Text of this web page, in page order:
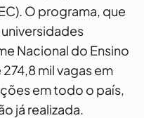
O programa, que
Nacional do Ensino
mil vagas em
em todo o país,
já realizada.